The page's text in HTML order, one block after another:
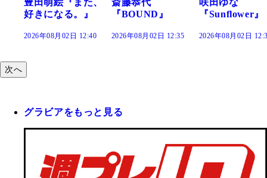
『BOUND』
2026年08月02日 12:35
『Sunflower』
2026年08月02日 12:30
だまり』
2026年08月02日
次へ
グラビアをもっと見る